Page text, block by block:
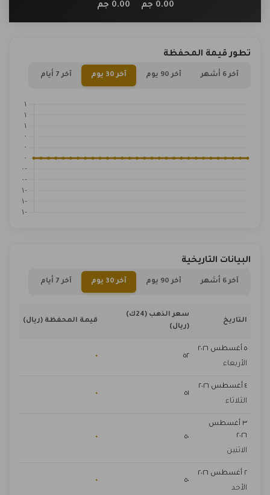
0.00جم 0.00جم
تطور قيمة المحفظة
آخر 6 أشهر آخر 90 يوم آخر 30 يوم آخر 7 أيام
البيانات التاريخية
آخر 6 أشهر آخر 90 يوم آخر 30 يوم آخر 7 أيام
التاريخ
سعر الذهب (24ك)
(ريال)
قيمة المحفظة (ريال)
٥ أغسطس ٢٠٢٦
الأربعاء
٥٢ ٠
٤ أغسطس ٢٠٢٦
الثلاثاء
٥١ ٠
٣ أغسطس
٢٠٢٦
الاثنين
٥٠ ٠
٢ أغسطس ٢٠٢٦
الأحد
٥٠ ٠